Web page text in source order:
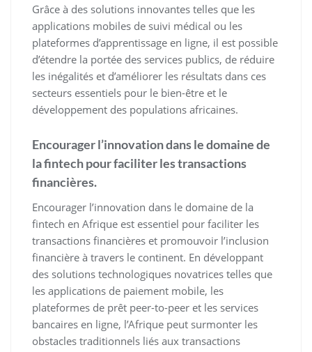
Grâce à des solutions innovantes telles que les
applications mobiles de suivi médical ou les
plateformes d’apprentissage en ligne, il est possible
d’étendre la portée des services publics, de réduire
les inégalités et d’améliorer les résultats dans ces
secteurs essentiels pour le bien-être et le
développement des populations africaines.
Encourager l’innovation dans le domaine de
la fintech pour faciliter les transactions
financières.
Encourager l’innovation dans le domaine de la
fintech en Afrique est essentiel pour faciliter les
transactions financières et promouvoir l’inclusion
financière à travers le continent. En développant
des solutions technologiques novatrices telles que
les applications de paiement mobile, les
plateformes de prêt peer-to-peer et les services
bancaires en ligne, l’Afrique peut surmonter les
obstacles traditionnels liés aux transactions